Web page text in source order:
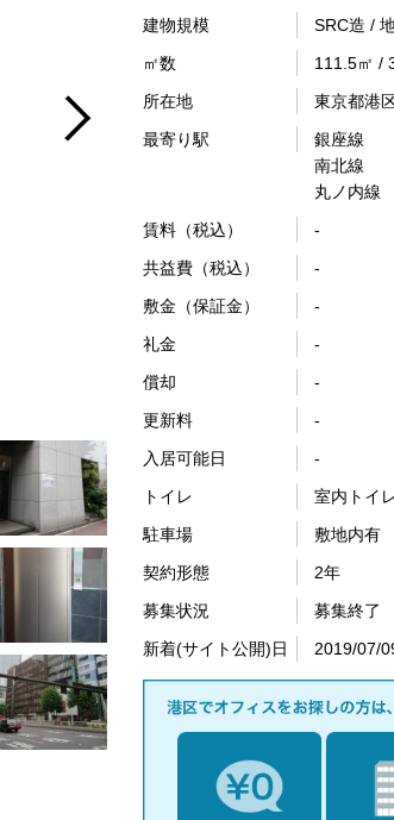
建物規模
SRC造 /
㎡数
111.5㎡ /
所在地
東京都港
最寄り駅
銀座線
南北線
丸ノ内線
賃料（税込）
-
共益費（税込）
-
敷金（保証金）
-
礼金
-
償却
-
更新料
-
入居可能日
-
トイレ
室内トイ
駐車場
敷地内有
契約形態
2年
募集状況
募集終了
新着(サイト公開)日
2019/07/